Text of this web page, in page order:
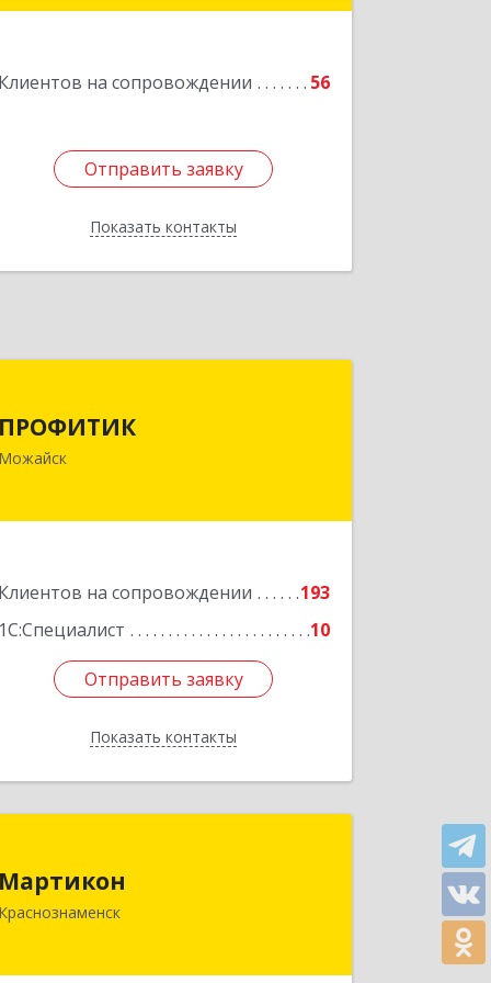
Клиентов на сопровождении 56
Отправить заявку
Показать контакты
Отправить заявку
Назад
ПРОФИТИК
Можайск
Клиентов на сопровождении
193
1С:Специалист
10
Отправить заявку
Показать контакты
р-н, Можайск г, Молодежная ул, дом
Отправить заявку
Назад
Мартикон
Краснознаменск
Краснознаменск г, Краснознаменная